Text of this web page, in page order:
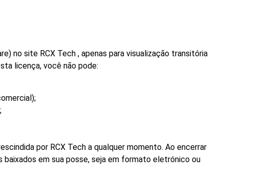
no site RCX Tech , apenas para visualização transitória
licença, você não pode:
por RCX Tech a qualquer momento. Ao encerrar
em sua posse, seja em formato eletrónico ou